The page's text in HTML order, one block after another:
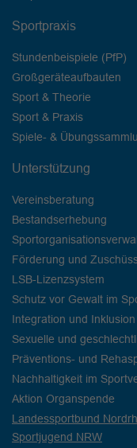
Sportpraxis
Stundenbeispiele (PfP)
Großgeräteaufbauten
Sport & Theorie
Sport & Praxis
Spiele- &
Unterstützung
Vereinsberatung
Bestandserhebung
Förderung und
LSB-Lizenzsystem
Schutz vor Gewalt im
Integration und Inklusion
Sexuelle und
Präventions- und
Nachhaltigkeit im
Aktion Organspende
Landessportbund
Sportjugend NRW